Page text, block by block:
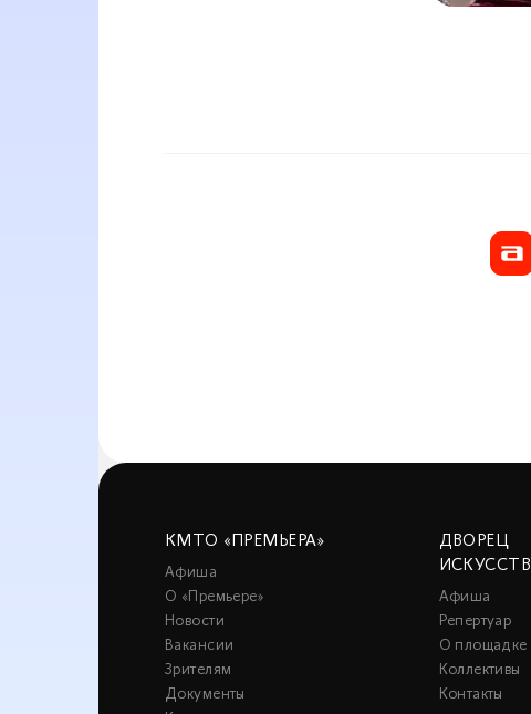
КМТО «ПРЕМЬЕРА»
Афиша
О «Премьере»
Новости
Вакансии
Зрителям
Документы
ДВОРЕЦ
ИСКУССТВ
Афиша
Репертуар
О площадке
Коллективы
Контакты